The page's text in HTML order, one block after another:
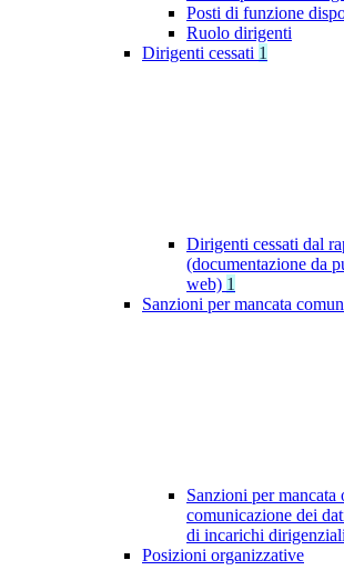
Posti di funzione
Ruolo dirigenti
Dirigenti cessati 1
Dirigenti cessati dal
(documentazione da
web) 1
Sanzioni per mancata
Sanzioni per mancata
comunicazione dei
di incarichi dirigenziali
Posizioni organizzative